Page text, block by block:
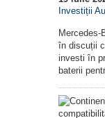
Investiții
Mercedes-
în discuții
investi în
baterii